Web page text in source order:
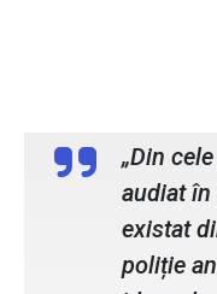
„Din
audiat
existat
poliție